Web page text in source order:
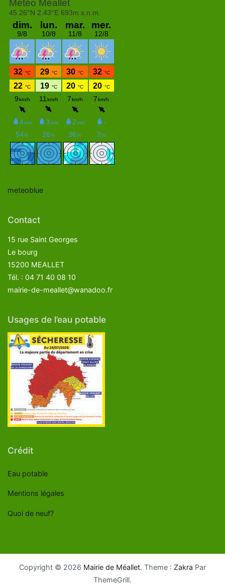
meteoblue
Contact
15 rue Saint Georges
Le bourg
15200 MEALLET
Tél. : 04 71 40 08 10
mairie-de-meallet@wanadoo.fr
Usages de l’eau potable
Crédit
Eau potable
Mentions légales
Quoi de neuf?
Copyright © 2026 Mairie de Méallet. Theme : Zakra Par
ThemeGrill.